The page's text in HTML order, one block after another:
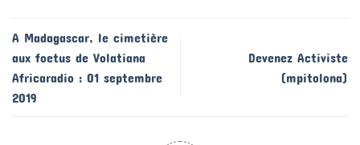
A Madagascar, le cimetière
aux foetus de Volatiana
Africaradio : 01 septembre
2019
Devenez Activiste
(mpitolona)